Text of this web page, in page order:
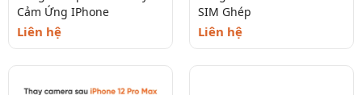
Cảm Ứng IPhone
Liên hệ
SIM Ghép
Liên hệ